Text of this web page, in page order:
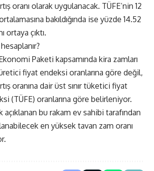
oranı olarak uygulanacak. TÜFE’nin 12
bakıldığında ise yüzde 14.52
ortaya çıktı.
Paketi kapsamında kira zamları
fiyat endeksi oranlarına göre değil,
oranına dair üst sınır tüketici fiyat
(TÜFE) oranlarına göre belirleniyor.
açıklanan bu rakam ev sahibi tarafından
en yüksek tavan zam oranı